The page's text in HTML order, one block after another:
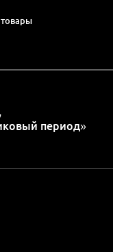
период»